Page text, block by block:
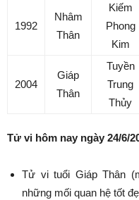
1992
Nhâm
Thân
Kiếm
Phong
Kim
2004
Giáp
Thân
Tuyền
Trung
Thủy
Tử vi hôm nay ngày 24/6/
Tử vi tuổi Giáp Thân
những mối quan hệ tốt